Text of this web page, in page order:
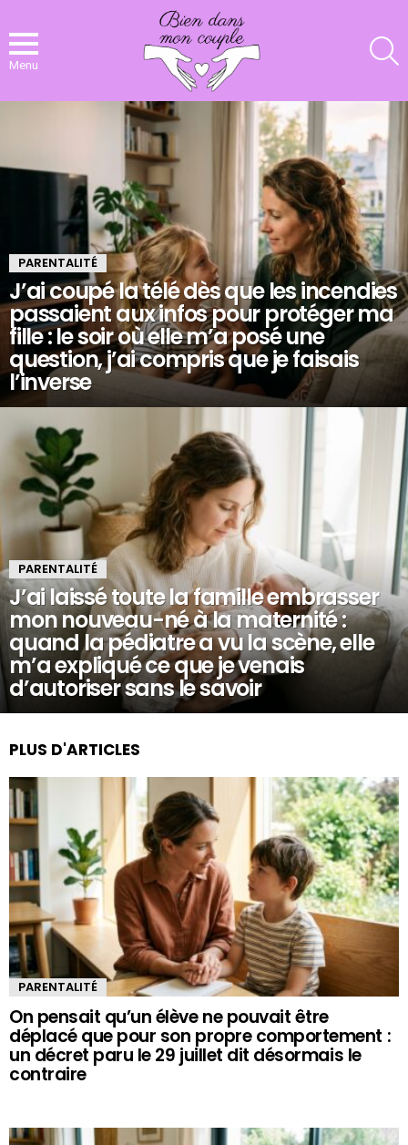
Menu
ARTICLES
PARENTALITÉ
J’ai coupé la télé dès que les incendies
passaient aux infos pour protéger ma
fille : le soir où elle m’a posé une
question, j’ai compris que je faisais
l’inverse
PARENTALITÉ
J’ai laissé toute la famille embrasser
mon nouveau-né à la maternité :
quand la pédiatre a vu la scène, elle
m’a expliqué ce que je venais
d’autoriser sans le savoir
PLUS D'ARTICLES
PARENTALITÉ
On pensait qu’un élève ne pouvait être
déplacé que pour son propre comportement :
un décret paru le 29 juillet dit désormais le
contraire